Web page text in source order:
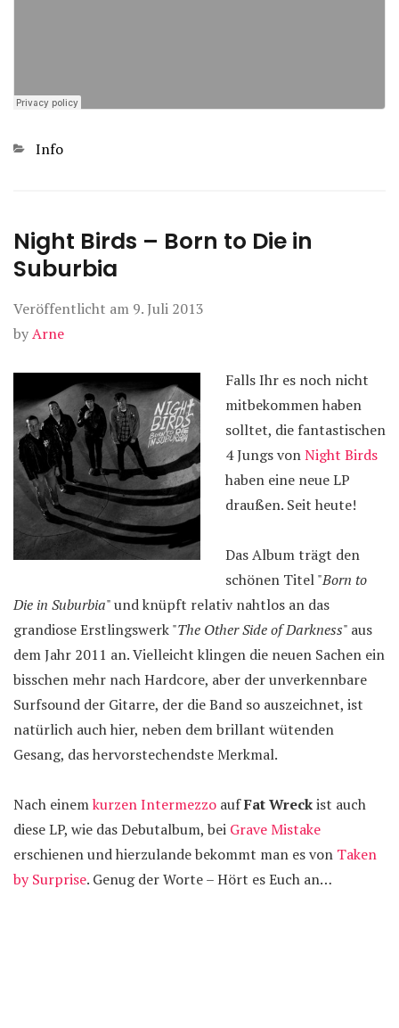
Kategorien
Info
Night Birds – Born to Die in
Suburbia
Veröffentlicht am 9. Juli 2013
byArne
Falls Ihr es noch nicht
mitbekommen haben
solltet, die fantastischen
4 Jungs vonNight Birds
haben eine neue LP
draußen. Seit heute!
Das Album trägt den
schönen Titel "Born to
Die in Suburbia" und knüpft relativ nahtlos an das
grandiose Erstlingswerk "The Other Side of Darkness" aus
dem Jahr 2011 an. Vielleicht klingen die neuen Sachen ein
bisschen mehr nach Hardcore, aber der unverkennbare
Surfsound der Gitarre, der die Band so auszeichnet, ist
natürlich auch hier, neben dem brillant wütenden
Gesang, das hervorstechendste Merkmal.
Nach einemkurzen Intermezzo aufFat Wreckist auch
diese LP, wie das Debutalbum, bei Grave Mistake
erschienen und hierzulande bekommt man es von Taken
by Surprise. Genug der Worte – Hört es Euch an…